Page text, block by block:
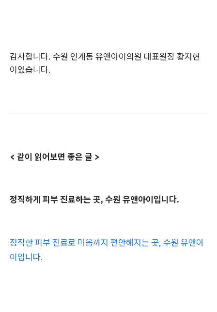
감사합니다. 수원 인계동 유앤아이의원 대표원장 황지현
이었습니다.
< 같이 읽어보면 좋은 글 >
정직하게 피부 진료하는 곳, 수원 유앤아이입니다.
정직한 피부 진료로 마음까지 편안해지는 곳, 수원 유앤아
이입니다.